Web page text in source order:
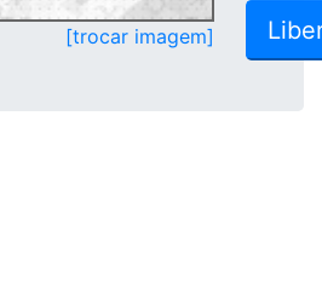
[trocar imagem]